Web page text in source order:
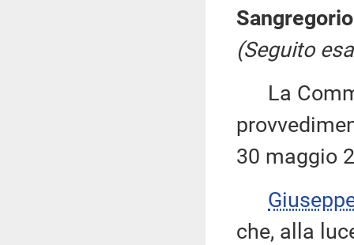
(Seguito
La
30 maggio
che, alla